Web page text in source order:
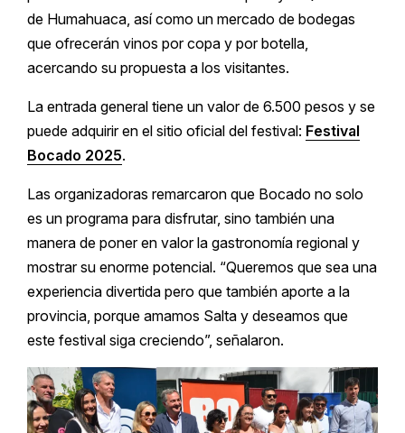
de Humahuaca, así como un mercado de bodegas
que ofrecerán vinos por copa y por botella,
acercando su propuesta a los visitantes.
La entrada general tiene un valor de 6.500 pesos y se
puede adquirir en el sitio oficial del festival: Festival
Bocado 2025.
Las organizadoras remarcaron que Bocado no solo
es un programa para disfrutar, sino también una
manera de poner en valor la gastronomía regional y
mostrar su enorme potencial. “Queremos que sea una
experiencia divertida pero que también aporte a la
provincia, porque amamos Salta y deseamos que
este festival siga creciendo”, señalaron.